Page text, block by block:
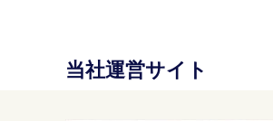
当社運営サイト